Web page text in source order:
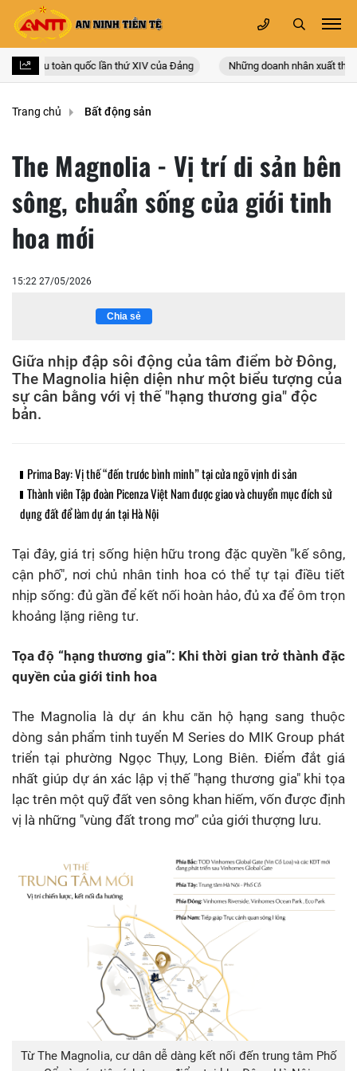
biểu toàn quốc lần thứ XIV của Đảng Những doanh nhân xuất thân
Trang chủ Bất động sản
The Magnolia - Vị trí di sản bên
sông, chuẩn sống của giới tinh
hoa mới
15:22 27/05/2026
Chia sẻ
Giữa nhịp đập sôi động của tâm điểm bờ Đông,
The Magnolia hiện diện như một biểu tượng của
sự cân bằng với vị thế "hạng thương gia" độc
bản.
Prima Bay: Vị thế “đến trước bình minh” tại cửa ngõ vịnh di sản
Thành viên Tập đoàn Picenza Việt Nam được giao và chuyển mục đích sử
dụng đất để làm dự án tại Hà Nội
Tại đây, giá trị sống hiện hữu trong đặc quyền "kế sông,
cận phố", nơi chủ nhân tinh hoa có thể tự tại điều tiết
nhịp sống: đủ gần để kết nối hoàn hảo, đủ xa để ôm trọn
khoảng lặng riêng tư.
Tọa độ “hạng thương gia”: Khi thời gian trở thành đặc
quyền của giới tinh hoa
The Magnolia là dự án khu căn hộ hạng sang thuộc
dòng sản phẩm tinh tuyển M Series do MIK Group phát
triển tại phường Ngọc Thụy, Long Biên. Điểm đắt giá
nhất giúp dự án xác lập vị thế "hạng thương gia" khi tọa
lạc trên một quỹ đất ven sông khan hiếm, vốn được định
vị là những "vùng đất trong mơ" của giới thượng lưu.
Từ The Magnolia, cư dân dễ dàng kết nối đến trung tâm Phố